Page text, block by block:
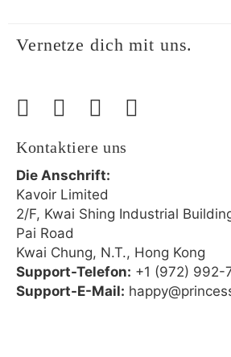
Vernetze dich mit uns.
Kontaktiere uns
Die Anschrift:
Kavoir Limited
2/F, Kwai Shing Industrial
Pai Road
Kwai Chung, N.T., Hong Kong
Support-Telefon: +1 (972) 992-
Support-E-Mail: